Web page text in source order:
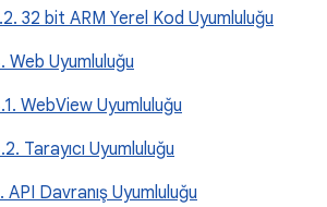
32 bit ARM Yerel Kod Uyumluluğu
Web Uyumluluğu
WebView Uyumluluğu
Tarayıcı Uyumluluğu
API Davranış Uyumluluğu